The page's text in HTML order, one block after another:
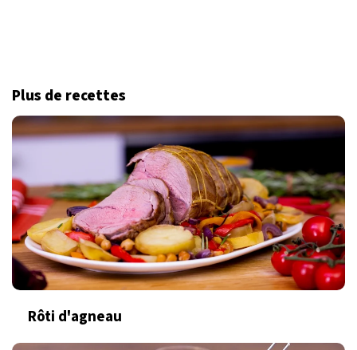
Plus de recettes
Rôti d'agneau